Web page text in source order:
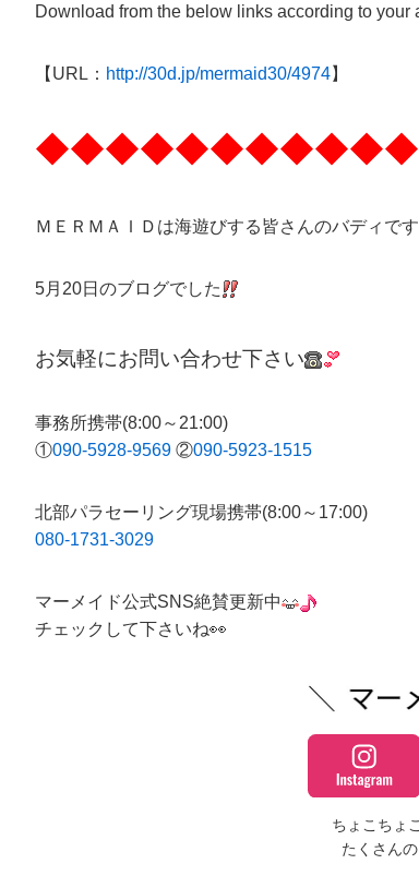
Download from the below links according to your
【URL： http://30d.jp/mermaid30/4974】
ＭＥＲＭＡＩＤは海遊びする皆さんのバディで
5月20日のブログでした
お気軽にお問い合わせ下さい
事務所携帯(8:00～21:00)
①090-5928-9569 ②090-5923-1515
北部パラセーリング現場携帯(8:00～17:00)
080-1731-3029
マーメイド公式SNS絶賛更新中
チェックして下さいね👀
ちょこちょ
たくさん